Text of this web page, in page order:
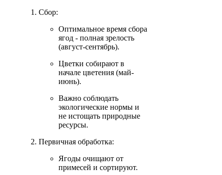
Сбор:
Оптимальное время сбора
ягод - полная зрелость
(август-сентябрь).
Цветки собирают в
начале цветения (май-
июнь).
Важно соблюдать
экологические нормы и
не истощать природные
ресурсы.
Первичная обработка:
Ягоды очищают от
примесей и сортируют.